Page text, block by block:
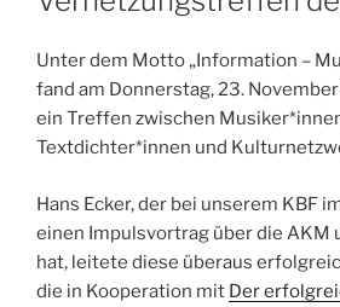
Unter dem Motto „Information –
fand am Donnerstag, 23.
ein Treffen zwischen
Textdichter*innen und
Hans Ecker, der bei unserem KBF
einen Impulsvortrag über die AKM
hat, leitete diese überaus
die in Kooperation mit Der